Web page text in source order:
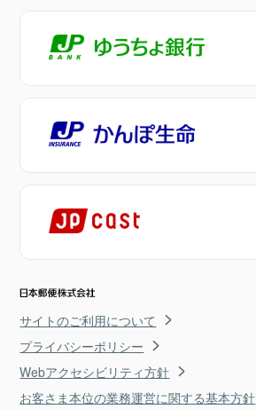
サイトのご利用について
プライバシーポリシー
Webアクセシビリティ方針
お客さま本位の業務運営に関する基本方針